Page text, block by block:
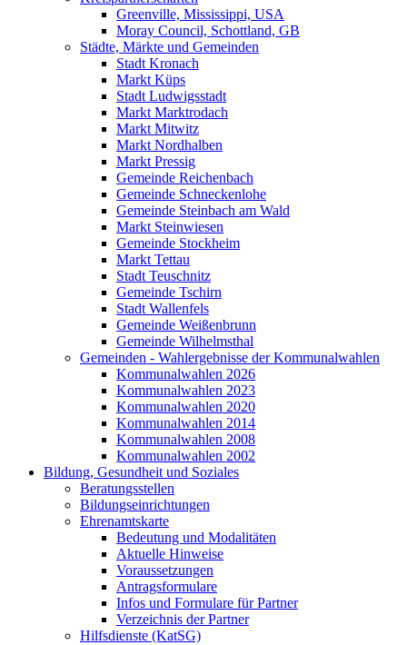
Greenville, Mississippi, USA
Moray Council, Schottland, GB
Städte, Märkte und Gemeinden
Stadt Kronach
Markt Küps
Stadt Ludwigsstadt
Markt Marktrodach
Markt Mitwitz
Markt Nordhalben
Markt Pressig
Gemeinde Reichenbach
Gemeinde Schneckenlohe
Gemeinde Steinbach am Wald
Markt Steinwiesen
Gemeinde Stockheim
Markt Tettau
Stadt Teuschnitz
Gemeinde Tschirn
Stadt Wallenfels
Gemeinde Weißenbrunn
Gemeinde Wilhelmsthal
Gemeinden - Wahlergebnisse der Kommunalwahlen
Kommunalwahlen 2026
Kommunalwahlen 2023
Kommunalwahlen 2020
Kommunalwahlen 2014
Kommunalwahlen 2008
Kommunalwahlen 2002
Bildung, Gesundheit und Soziales
Beratungsstellen
Bildungseinrichtungen
Ehrenamtskarte
Bedeutung und Modalitäten
Aktuelle Hinweise
Voraussetzungen
Antragsformulare
Infos und Formulare für Partner
Verzeichnis der Partner
Hilfsdienste (KatSG)